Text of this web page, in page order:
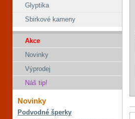
Glyptika
Sbirkové kameny
Akce
Novinky
Výprodej
Náš tip!
Novinky
Podvodné šperky